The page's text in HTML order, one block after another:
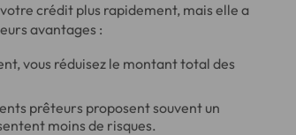
crédit plus rapidement, mais elle a
avantages :
vous réduisez le montant total des
prêteurs proposent souvent un
moins de risques.